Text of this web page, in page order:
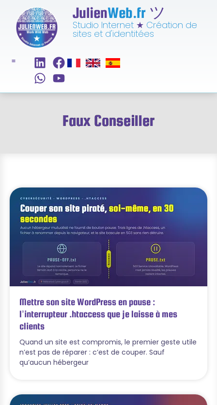
JulienWeb.fr ツ
Studio Internet ★ Création de
sites et d'identitées
Faux Conseiller
Mettre son site WordPress en pause :
l’interrupteur .htaccess que je laisse à mes
clients
Quand un site est compromis, le premier geste utile
n’est pas de réparer : c’est de couper. Sauf
qu’aucun hébergeur